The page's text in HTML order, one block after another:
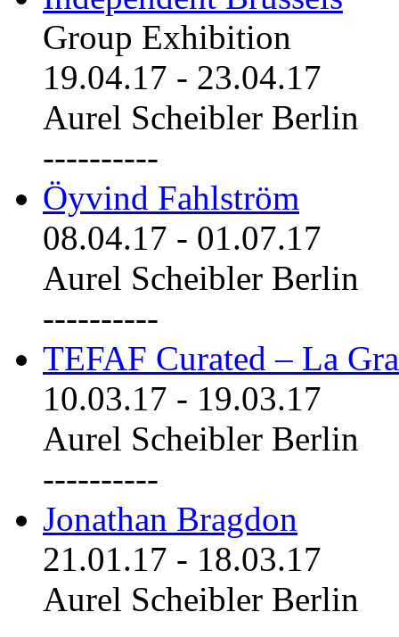
Group Exhibition
19.04.17 - 23.04.17
Aurel Scheibler Berlin
----------
Öyvind Fahlström
08.04.17 - 01.07.17
Aurel Scheibler Berlin
----------
TEFAF Curated – La
10.03.17 - 19.03.17
Aurel Scheibler Berlin
----------
Jonathan Bragdon
21.01.17 - 18.03.17
Aurel Scheibler Berlin